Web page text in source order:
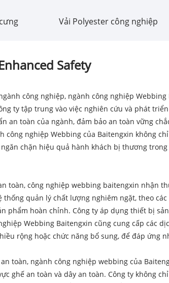
Vải Polyester công nghiệp
Safety
công nghiệp, ngành công nghiệp
ty tập trung vào việc nghiên cứu và phát
an toàn của ngành, đảm bảo an toàn vững
công nghiệp Webbing của Baitengxin không
chặn hiệu quả hành khách bị thương
toàn, công nghiệp webbing baitengxin nhận
quản lý chất lượng nghiêm ngặt, theo
phẩm hoàn chỉnh. Công ty áp dụng thiết bị
Webbing Baitengxin cũng cung cấp các
rộng hoặc chức năng bổ sung, để đáp ứng
toàn, ngành công nghiệp webbing của
ghế an toàn và dây an toàn. Công ty không